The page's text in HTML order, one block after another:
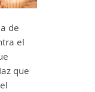
de
el
que